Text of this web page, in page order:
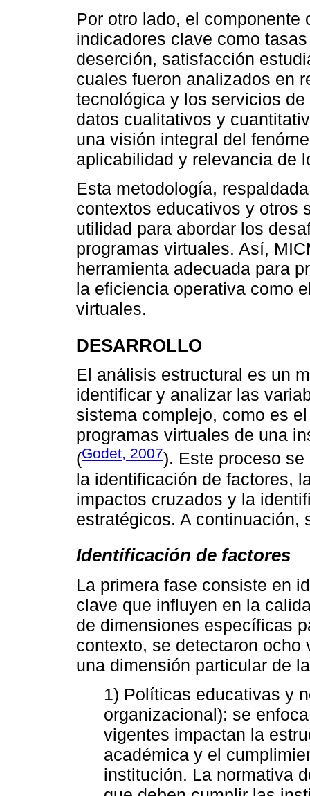
Por otro lado, el
indicadores clave como
deserción, satisfacción
cuales fueron analizados en
tecnológica y los servicios
datos cualitativos y
una visión integral del
aplicabilidad y relevancia de
Esta metodología,
contextos educativos y otros
utilidad para abordar los
programas virtuales. Así,
herramienta adecuada para
la eficiencia operativa como
virtuales.
DESARROLLO
El análisis estructural es un
identificar y analizar las
sistema complejo, como es
programas virtuales de una
(Godet, 2007). Este proceso
la identificación de factores,
impactos cruzados y la
estratégicos. A continuación,
Identificación de factores
La primera fase consiste en
clave que influyen en la
de dimensiones específicas
contexto, se detectaron
una dimensión particular de
1) Políticas educativas y
organizacional): se
vigentes impactan la
académica y el
institución. La normativa